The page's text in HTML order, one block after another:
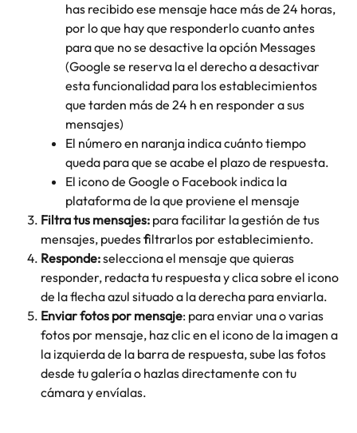
has recibido ese mensaje hace más de 24 horas,
por lo que hay que responderlo cuanto antes
para que no se desactive la opción Messages
(Google se reserva la el derecho a desactivar
esta funcionalidad para los establecimientos
que tarden más de 24 h en responder a sus
mensajes)
El número en naranja indica cuánto tiempo
queda para que se acabe el plazo de respuesta.
El icono de Google o Facebook indica la
plataforma de la que proviene el mensaje
Filtra tus mensajes: para facilitar la gestión de tus
mensajes, puedes filtrarlos por establecimiento.
Responde: selecciona el mensaje que quieras
responder, redacta tu respuesta y clica sobre el icono
de la flecha azul situado a la derecha para enviarla.
Enviar fotos por mensaje: para enviar una o varias
fotos por mensaje, haz clic en el icono de la imagen a
la izquierda de la barra de respuesta, sube las fotos
desde tu galería o hazlas directamente con tu
cámara y envíalas.